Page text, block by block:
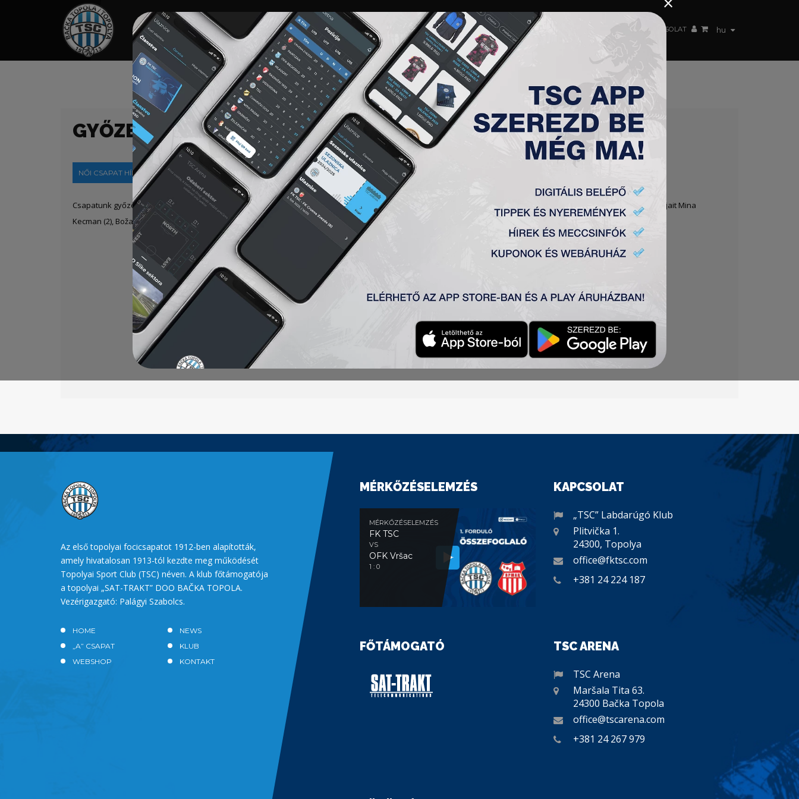
hu
HOME TÁMOGATÓK NEWS GALÉRIA „A” CSAPAT TAGSÁG JEGYEK AKKREDITÁCIÓ KLUB AKADÉMIA NŐI CSAPAT KAPCSOLAT
GYŐZELEM A KUPÁBAN
NŐI CSAPAT HÍREK 2024-03-04
Csapatunk győzelemmel kezdte a tavaszi idényt, a Szerb Kupa nyolcaddöntőjében ugyanis 6:0-ra nyertünk idegenben a Prave Dame együttese ellen. Csapatunk góljait Mina
Kecman (2), BožanaBo ć,Na đ Đur , Maja Šaranovi és Ana Grujić szerezte.
Az első topolyai focicsapatot 1912-ben alapították,
amely hivatalosan 1913-tól kezdte meg működését
Topolyai Sport Club (TSC) néven. A klub főtámogatója
a topolyai „SAT-TRAKT” DOO BAČKA TOPOLA.
Vezérigazgató: Palágyi Szabolcs.
HOME
NEWS
„A” CSAPAT
KLUB
WEBSHOP
KONTAKT
MÉRKŐZÉSELEMZÉS
MÉRKŐZÉSELEMZÉS
FK TSC
VS
OFK Vršac
1 : 0
KAPCSOLAT
„TSC” Labdarúgó Klub
Plitvička 1.
24300, Topolya
office@fktsc.com
+381 24 224 187
FŐTÁMOGATÓ TSC ARENA
TSC Arena
Maršala Tita 63.
24300 Bačka Topola
office@tscarena.com
+381 24 267 979